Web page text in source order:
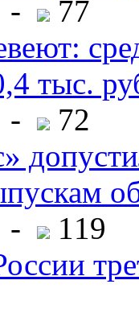
-
77
тыс.
-
72
-
119